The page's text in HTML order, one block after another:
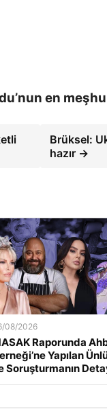
en
Brüksel:
hazır →
08/2026
Raporunda
Yapılan
Soruşturmanın